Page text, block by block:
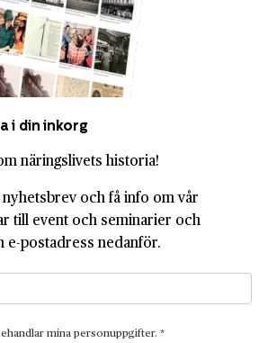
i din inkorg
näringslivets historia!
och få info om vår
till event och seminarier och
e-postadress nedanför.